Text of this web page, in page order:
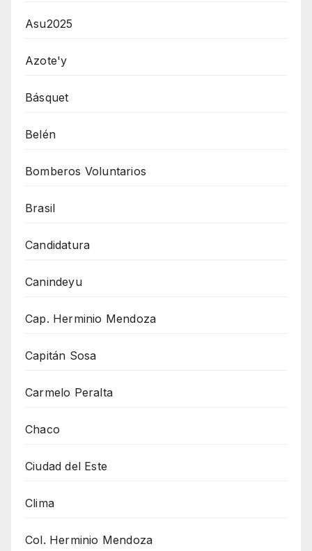
Asu2025
Azote'y
Básquet
Belén
Bomberos Voluntarios
Brasil
Candidatura
Canindeyu
Cap. Herminio Mendoza
Capitán Sosa
Carmelo Peralta
Chaco
Ciudad del Este
Clima
Col. Herminio Mendoza